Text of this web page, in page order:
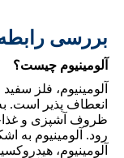
بررسی رابطه
آلومینیوم چیست؟
آلومینیوم، فلز
انعطاف پذیر
ظروف آشپزی و
رود. آلومینیوم به
آلومینیوم،